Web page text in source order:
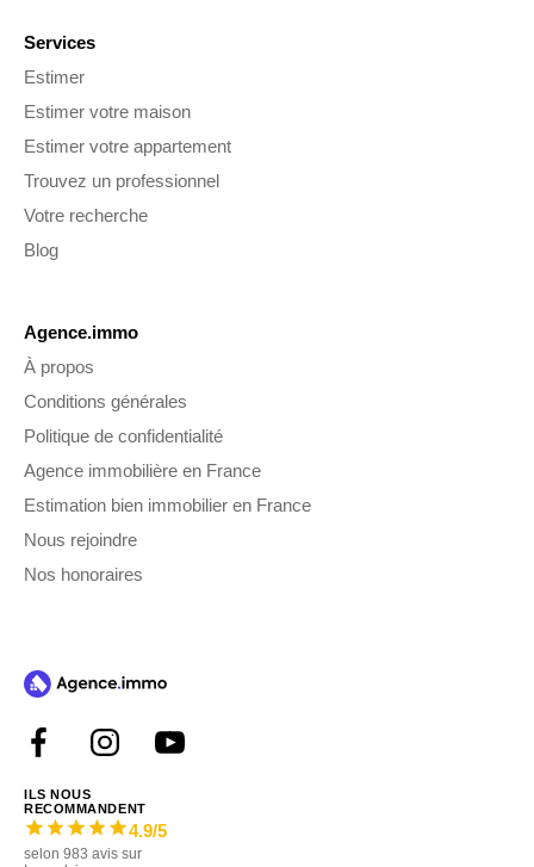
Services
Estimer
Estimer votre maison
Estimer votre appartement
Trouvez un professionnel
Votre recherche
Blog
Agence.immo
À propos
Conditions générales
Politique de confidentialité
Agence immobilière en France
Estimation bien immobilier en France
Nous rejoindre
Nos honoraires
ILS NOUS
RECOMMANDENT
4.9/5
selon 983 avis sur